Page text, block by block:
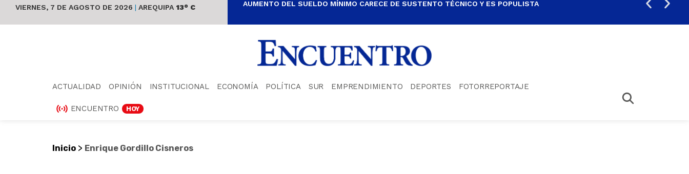
VIERNES, 7 DE AGOSTO DE 2026 | AREQUIPA 13° C AUMENTO DEL SUELDO MÍNIMO CARECE DE SUSTENTO TÉCNICO Y ES POPULISTA
ACTUALIDAD OPINIÓN INSTITUCIONAL ECONOMÍA POLÍTICA SUR EMPRENDIMIENTO DEPORTES FOTORREPORTAJE
ENCUENTRO HOY
Inicio > Enrique Gordillo Cisneros